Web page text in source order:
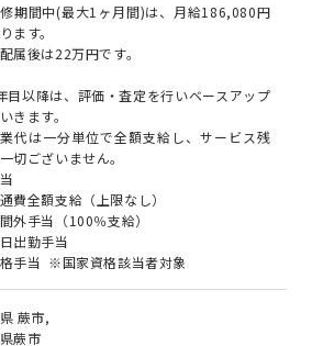
期間中(最大1ヶ月間)は、月給186,080円
ます。
属後は22万円です。
以降は、評価・査定を行いベースアップ
きます。
代は一分単位で全額支給し、サービス残
切ございません。
費全額支給（上限なし）
外手当（100％支給）
出勤手当
手当 ※国家資格該当者対象
蕨市,
蕨市